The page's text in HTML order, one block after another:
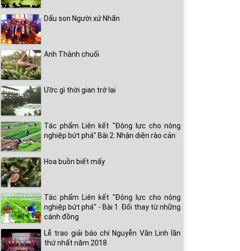
Dấu son Người xứ Nhãn
Anh Thành chuối
Ước gì thời gian trở lại
Tác phẩm Liên kết "Động lực cho nông
nghiệp bứt phá" Bài 2. Nhận diện rào cản
Hoa buồn biết mấy
Tác phẩm Liên kết "Động lực cho nông
nghiệp bứt phá" - Bài 1. Đổi thay từ những
cánh đồng
Lễ trao giải báo chí Nguyễn Văn Linh lần
thứ nhất năm 2018